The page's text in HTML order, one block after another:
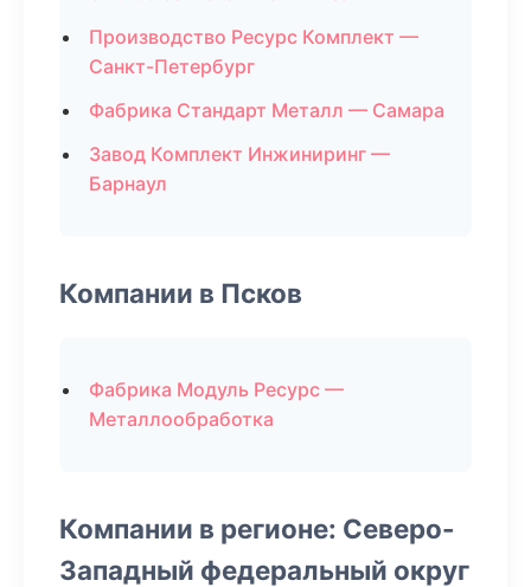
Производство Ресурс Комплект —
Санкт-Петербург
Фабрика Стандарт Металл — Самара
Завод Комплект Инжиниринг —
Барнаул
Компании в Псков
Фабрика Модуль Ресурс —
Металлообработка
Компании в регионе: Северо-
Западный федеральный округ